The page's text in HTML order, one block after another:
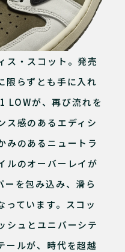
ス・スコット。発売
限らずとも手に入れ
LOWが、再び流れを
ス感のあるエディシ
みのあるニュートラ
ルのオーバーレイが
ーを包み込み、滑ら
っています。スコッ
シュとユニバーシテ
ールが、時代を超越